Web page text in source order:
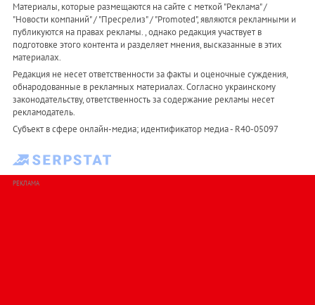
Материалы, которые размещаются на сайте с меткой "Реклама" /
"Новости компаний" / "Пресрелиз" / "Promoted", являются рекламными и
публикуются на правах рекламы. , однако редакция участвует в
подготовке этого контента и разделяет мнения, высказанные в этих
материалах.
Редакция не несет ответственности за факты и оценочные суждения,
обнародованные в рекламных материалах. Согласно украинскому
законодательству, ответственность за содержание рекламы несет
рекламодатель.
Субъект в сфере онлайн-медиа; идентификатор медиа - R40-05097
РЕКЛАМА